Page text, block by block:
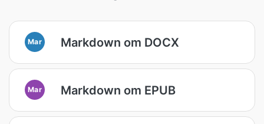
Mar Markdown om DOCX
Mar Markdown om EPUB